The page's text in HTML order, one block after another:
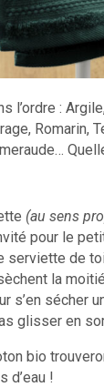
l’ordre :
Romarin,
(au sens
pour le
serviette de
la
s’en sécher
glisser en
bio
d’eau !